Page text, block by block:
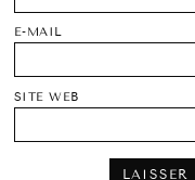
E-MAIL
SITE WEB